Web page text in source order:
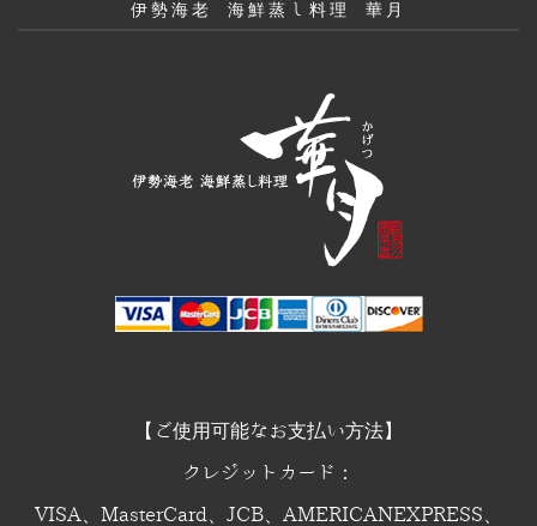
伊勢海老 海鮮蒸し料理 華月
【ご使用可能なお支払い方法】
クレジットカード：
VISA、MasterCard、JCB、AMERICANEXPRESS、